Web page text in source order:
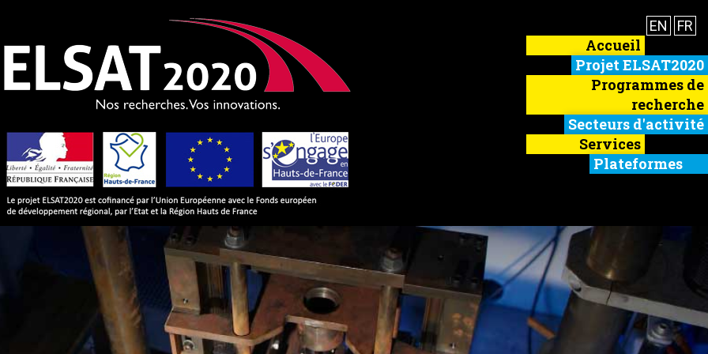
EN FR
Accueil
Projet ELSAT2020
Programmes de
recherche
Secteurs d'activité
Services
Plateformes